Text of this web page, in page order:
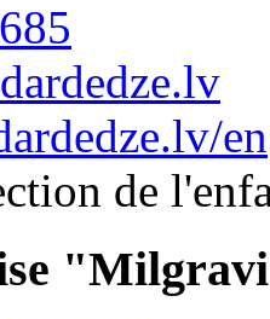
en
de